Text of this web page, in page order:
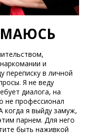
и
переписку в личной
Я не веду
диалога, на
не профессионал
когда я выйду замуж,
парнем. Для него
быть наживкой